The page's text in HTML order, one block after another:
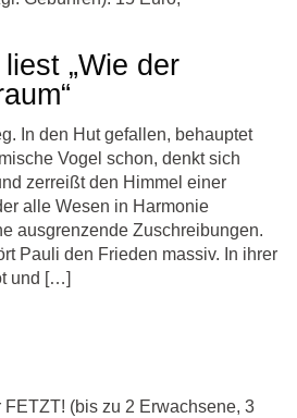
„Wie der
In den Hut gefallen, behauptet
Vogel schon, denkt sich
zerreißt den Himmel einer
alle Wesen in Harmonie
ausgrenzende Zuschreibungen.
Pauli den Frieden massiv. In ihrer
und […]
(bis zu 2 Erwachsene, 3